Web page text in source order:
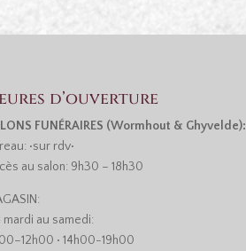
d’ouverture
FUNÉRAIRES (Wormhout & Ghyvelde):
•sur rdv•
au salon: 9h30 – 18h30
mardi au samedi:
• 14h00-19h00